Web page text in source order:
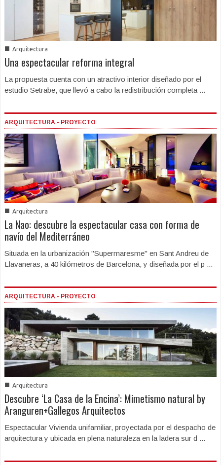
■ Arquitectura
Una espectacular reforma integral
La propuesta cuenta con un atractivo interior diseñado por el
estudio Setrabe, que llevó a cabo la redistribución completa ...
ARQUITECTURA - PROYECTO
■ Arquitectura
La Nao: descubre la espectacular casa con forma de
navío del Mediterráneo
Situada en la urbanización ''Supermaresme'' en Sant Andreu de
Llavaneras, a 40 kilómetros de Barcelona, y diseñada por el p ...
ARQUITECTURA - PROYECTO
■ Arquitectura
Descubre ‘La Casa de la Encina’: Mimetismo natural by
Aranguren+Gallegos Arquitectos
Espectacular Vivienda unifamiliar, proyectada por el despacho de
arquitectura y ubicada en plena naturaleza en la ladera sur d ...